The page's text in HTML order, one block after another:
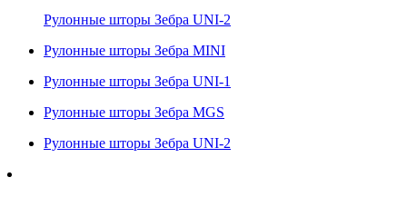
Рулонные шторы Зебра UNI-2
Рулонные шторы Зебра MINI
Рулонные шторы Зебра UNI-1
Рулонные шторы Зебра MGS
Рулонные шторы Зебра UNI-2